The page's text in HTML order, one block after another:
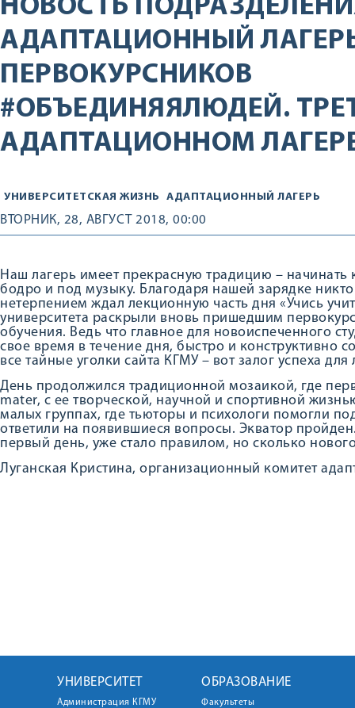
НОВОСТЬ
АДАПТАЦИОННЫЙ
ПЕРВОКУРСНИКОВ
#ОБЪЕДИНЯЯЛЮДЕЙ.
АДАПТАЦИОННОМ
УНИВЕРСИТЕТСКАЯ ЖИЗНЬ АДАПТАЦИОННЫЙ ЛАГЕРЬ
ВТОРНИК, 28, АВГУСТ 2018, 00:00
Наш лагерь имеет прекрасную традицию – начинать
бодро и под музыку. Благодаря нашей зарядке
нетерпением ждал лекционную часть дня «Учись
университета раскрыли вновь пришедшим
обучения. Ведь что главное для новоиспеченного
свое время в течение дня, быстро и конструктивно
все тайные уголки сайта КГМУ – вот залог успеха для
День продолжился традиционной мозаикой, где
mater, с ее творческой, научной и спортивной
малых группах, где тьюторы и психологи помогли
ответили на появившиеся вопросы. Экватор
первый день, уже стало правилом, но сколько
Луганская Кристина, организационный комитет
УНИВЕРСИТЕТ
Администрация КГМУ
ОБРАЗОВАНИЕ
Факультеты